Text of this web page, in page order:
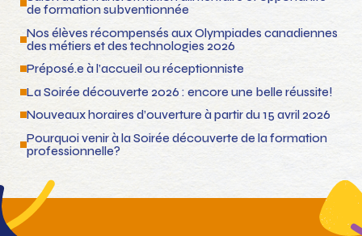
de formation subventionnée
Nos élèves récompensés aux Olympiades canadiennes
des métiers et des technologies 2026
Préposé.e à l’accueil ou réceptionniste
La Soirée découverte 2026 : encore une belle réussite!
Nouveaux horaires d’ouverture à partir du 15 avril 2026
Pourquoi venir à la Soirée découverte de la formation
professionnelle?